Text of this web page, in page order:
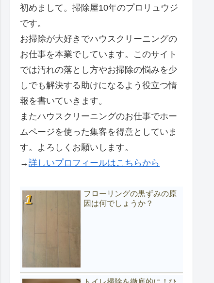
初めまして。掃除屋10年のプロリュウジ
です。
お掃除が大好きでハウスクリーニングの
お仕事を本業でしています。このサイト
では汚れの落とし方やお掃除の悩みを少
しでも解決する助けになるよう役立つ情
報を書いていきます。
またハウスクリーニングのお仕事でホー
ムページを使った集客を得意としていま
す。よろしくお願いします。
→詳しいプロフィールはこちらから
フローリングの黒ずみの原
因は何でしょうか？